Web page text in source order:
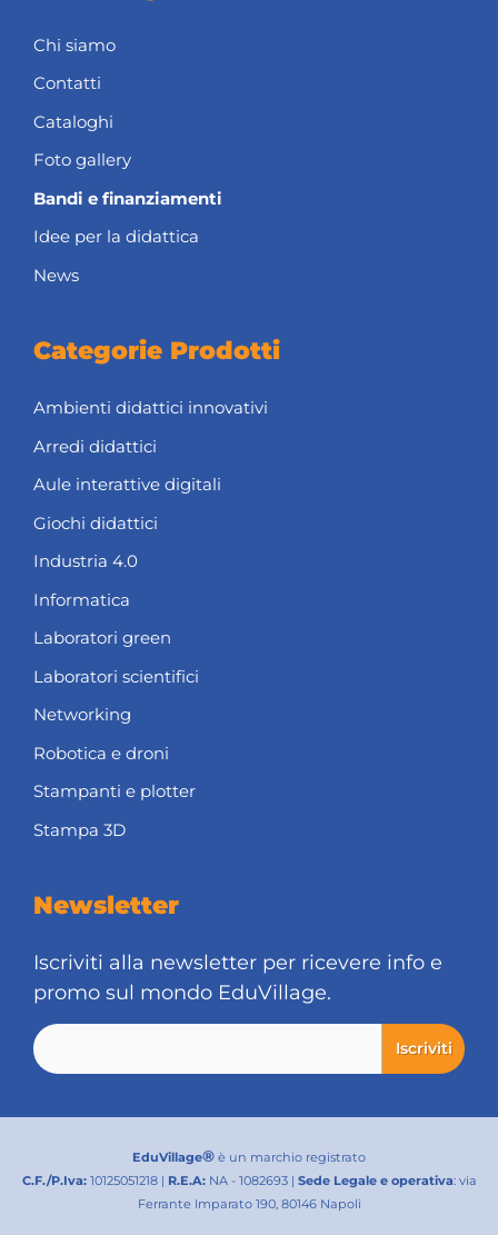
Chi siamo
Contatti
Cataloghi
Foto gallery
Bandi e finanziamenti
Idee per la didattica
News
Categorie Prodotti
Ambienti didattici innovativi
Arredi didattici
Aule interattive digitali
Giochi didattici
Industria 4.0
Informatica
Laboratori green
Laboratori scientifici
Networking
Robotica e droni
Stampanti e plotter
Stampa 3D
Newsletter
Iscriviti alla newsletter per ricevere info e
promo sul mondo EduVillage.
EduVillage® è un marchio registrato
C.F./P.Iva: 10125051218 | R.E.A: NA - 1082693 | Sede Legale e operativa: via
Ferrante Imparato 190, 80146 Napoli